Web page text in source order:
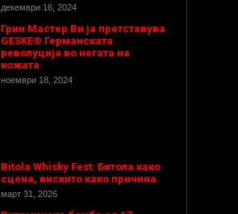
декември 16, 2024
Грин Мастер Ви ја претставува
GESKE® Германската
револуција во негата на
кожата
ноември 18, 2024
Bitola Whisky Fest: Битола како
сцена, вискито како причина
март 31, 2026